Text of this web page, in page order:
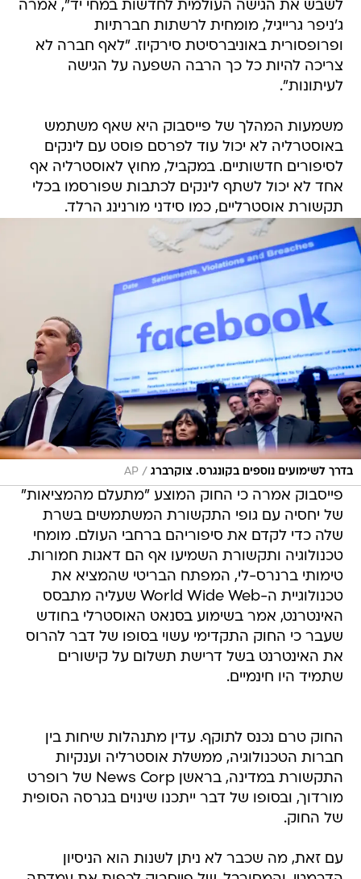
לשבש את הגישה העולמית לחדשות במחי יד", אמרה
ג'ניפר גרייגיל, מומחית לרשתות חברתיות
ופרופסורית באוניברסיטת סירקיוז. "לאף חברה לא
צריכה להיות כל כך הרבה השפעה על הגישה
לעיתונות".
משמעות המהלך של פייסבוק היא שאף משתמש
באוסטרליה לא יכול עוד לפרסם פוסט עם לינקים
לסיפורים חדשותיים. במקביל, מחוץ לאוסטרליה אף
אחד לא יכול לשתף לינקים לכתבות שפורסמו בכלי
תקשורת אוסטרליים, כמו סידני מורנינג הרלד.
בדרך לשימועים נוספים בקונגרס. צוקרברג /
AP
פייסבוק אמרה כי החוק המוצע "מתעלם מהמציאות"
של יחסיה עם גופי התקשורת המשתמשים בשרת
שלה כדי לקדם את סיפוריהם ברחבי העולם. מומחי
טכנולוגיה ותקשורת השמיעו אף הם דאגות חמורות.
טימותי ברנרס-לי, המפתח הבריטי שהמציא את
טכנולוגיית ה-World Wide Web שעליה מתבסס
האינטרנט, אמר בשימוע בסנאט האוסטרלי בחודש
שעבר כי החוק התקדימי עשוי בסופו של דבר להרוס
את האינטרנט בשל דרישת תשלום על קישורים
שתמיד היו חינמיים.
החוק טרם נכנס לתוקף. עדין מתנהלות שיחות בין
חברות הטכנולוגיה, ממשלת אוסטרליה וענקיות
התקשורת במדינה, בראשן News Corp של רופרט
מורדוך, ובסופו של דבר ייתכנו שינוים בגרסה הסופית
של החוק.
עם זאת, מה שכבר לא ניתן לשנות הוא הניסיון